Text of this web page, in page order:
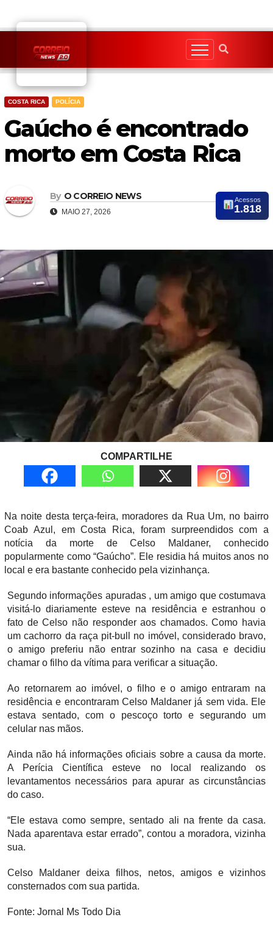
content
COSTA RICA POLÍCIA
Gaúcho é encontrado
morto em Costa Rica
By O CORREIO NEWS
MAIO 27, 2026
Acessos
1.818
COMPARTILHE
Na noite desta terça-feira, moradores da Rua Um, no bairro
Coab Azul, em Costa Rica, foram surpreendidos com a
notícia da morte de Celso Maldaner, conhecido
popularmente como “Gaúcho”. Ele residia há muitos anos no
local e era bastante conhecido pela vizinhança.
Segundo informações apuradas , um amigo que costumava
visitá-lo diariamente esteve na residência e estranhou o
fato de Celso não responder aos chamados. Como havia
um cachorro da raça pit-bull no imóvel, considerado bravo,
o amigo preferiu não entrar sozinho na casa e decidiu
chamar o filho da vítima para verificar a situação.
Ao retornarem ao imóvel, o filho e o amigo entraram na
residência e encontraram Celso Maldaner já sem vida. Ele
estava sentado, com o pescoço torto e segurando um
celular nas mãos.
Ainda não há informações oficiais sobre a causa da morte.
A Perícia Científica esteve no local realizando os
levantamentos necessários para apurar as circunstâncias
do caso.
“Ele estava como sempre, sentado ali na frente da casa.
Nada aparentava estar errado”, contou a moradora, vizinha
sua.
Celso Maldaner deixa filhos, netos, amigos e vizinhos
consternados com sua partida.
Fonte: Jornal Ms Todo Dia